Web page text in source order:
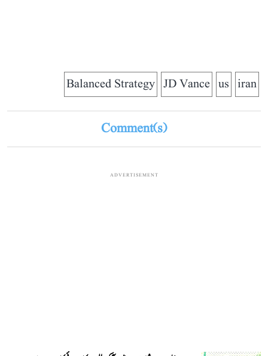
iran
us
JD Vance
Balanced Strategy
Comment(s)
ADVERTISEMENT